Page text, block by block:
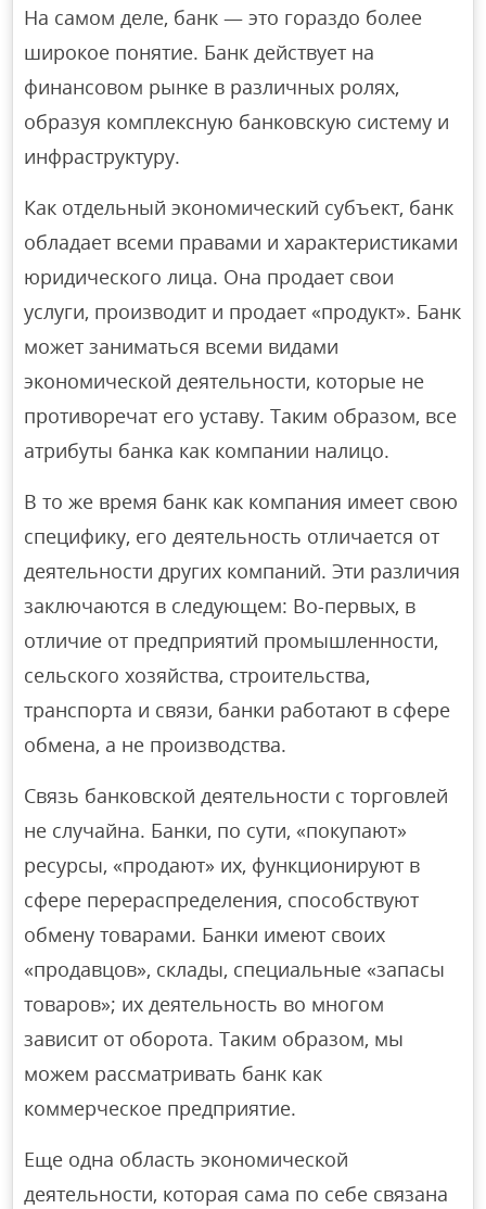
На самом деле, банк — это гораздо более
широкое понятие. Банк действует на
финансовом рынке в различных ролях,
образуя комплексную банковскую систему и
инфраструктуру.
Как отдельный экономический субъект, банк
обладает всеми правами и характеристиками
юридического лица. Она продает свои
услуги, производит и продает «продукт». Банк
может заниматься всеми видами
экономической деятельности, которые не
противоречат его уставу. Таким образом, все
атрибуты банка как компании налицо.
В то же время банк как компания имеет свою
специфику, его деятельность отличается от
деятельности других компаний. Эти различия
заключаются в следующем: Во-первых, в
отличие от предприятий промышленности,
сельского хозяйства, строительства,
транспорта и связи, банки работают в сфере
обмена, а не производства.
Связь банковской деятельности с торговлей
не случайна. Банки, по сути, «покупают»
ресурсы, «продают» их, функционируют в
сфере перераспределения, способствуют
обмену товарами. Банки имеют своих
«продавцов», склады, специальные «запасы
товаров»; их деятельность во многом
зависит от оборота. Таким образом, мы
можем рассматривать банк как
коммерческое предприятие.
Еще одна область экономической
деятельности, которая сама по себе связана